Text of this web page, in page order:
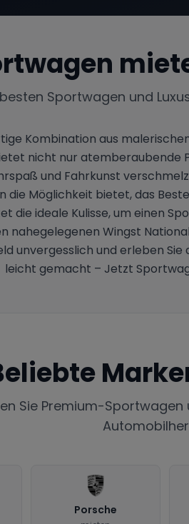
Sportwagen und
Kombination aus
nicht nur atemberaubende
und Fahrkunst
die Möglichkeit bietet, das
die ideale Kulisse, um einen
Wingst
unvergesslich und erleben
leicht gemacht – Jetzt
Sie Premium-
Porsche